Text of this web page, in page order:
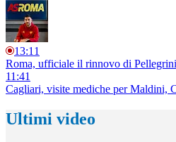
13:11
Roma, ufficiale il rinnovo di Pellegrini
11:41
Cagliari, visite mediche per Maldini,
Ultimi video